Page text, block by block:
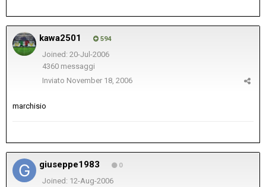
kawa2501 594
Joined: 20-Jul-2006
4360 messaggi
Inviato November 18, 2006
marchisio
giuseppe1983 0
Joined: 12-Aug-2006